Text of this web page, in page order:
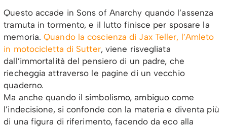
Questo accade in Sons of Anarchy quando l’assenza
tramuta in tormento, e il lutto finisce per sposare la
memoria.Quando la coscienza di Jax Teller, l’Amleto
in motocicletta di Sutter, viene risvegliata
dall’immortalità del pensiero di un padre, che
riecheggia attraverso le pagine di un vecchio
quaderno.
Ma anche quando il simbolismo, ambiguo come
l’indecisione, si confonde con la materia e diventa più
di una figura di riferimento, facendo da eco alla